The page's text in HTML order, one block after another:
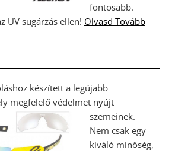
fontosabb.
UV sugárzás ellen! Olvasd Tovább
készített a legújabb
megfelelő védelmet nyújt
szemeinek.
Nem csak egy
kiváló minőség,